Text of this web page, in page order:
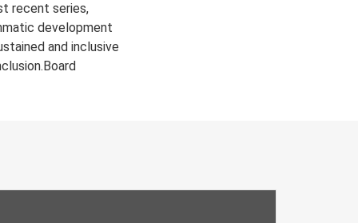
recent series,
development
and inclusive